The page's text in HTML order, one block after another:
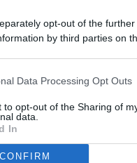
opt-out of the
by third parties on
may also be disclosed
to other third parties.
Data Processing Opt Outs
to opt-out of the Sharing of
data.
In
CONFIRM
PREFERENZE PRIVACY